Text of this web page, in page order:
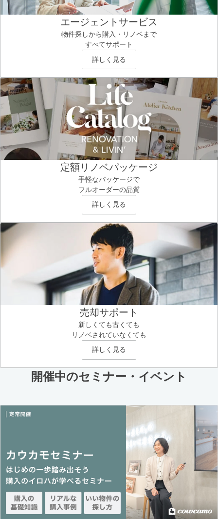
エージェントサービス
物件探しから購入・リノベまで
すべてサポート
詳しく見る
定額リノベパッケージ
手軽なパッケージで
フルオーダーの品質
詳しく見る
売却サポート
新しくても古くても
リノベされていなくても
詳しく見る
開催中のセミナー・イベント